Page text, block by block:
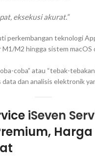
eksekusi akurat.”
perkembangan teknologi
M2 hingga sistem macOS
coba” atau “tebak-
dan analisis elektronik
iSeven
Harga